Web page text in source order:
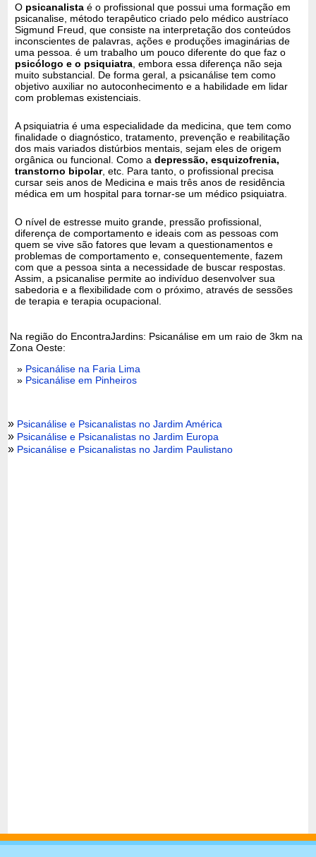
O psicanalista é o profissional que possui uma formação em
psicanalise, método terapêutico criado pelo médico austríaco
Sigmund Freud, que consiste na interpretação dos conteúdos
inconscientes de palavras, ações e produções imaginárias de
uma pessoa. é um trabalho um pouco diferente do que faz o
psicólogo e o psiquiatra , embora essa diferença não seja
muito substancial. De forma geral, a psicanálise tem como
objetivo auxiliar no autoconhecimento e a habilidade em lidar
com problemas existenciais.
A psiquiatria é uma especialidade da medicina, que tem como
finalidade o diagnóstico, tratamento, prevenção e reabilitação
dos mais variados distúrbios mentais, sejam eles de origem
orgânica ou funcional. Como adepressão, esquizofrenia,
transtorno bipolar, etc. Para tanto, o profissional precisa
cursar seis anos de Medicina e mais três anos de residência
médica em um hospital para tornar-se um médico psiquiatra.
O nível de estresse muito grande, pressão profissional,
diferença de comportamento e ideais com as pessoas com
quem se vive são fatores que levam a questionamentos e
problemas de comportamento e, consequentemente, fazem
com que a pessoa sinta a necessidade de buscar respostas.
Assim, a psicanalise permite ao indivíduo desenvolver sua
sabedoria e a flexibilidade com o próximo, através de sessões
de terapia e terapia ocupacional.
Na região do EncontraJardins: Psicanálise em um raio de 3km na
Zona Oeste:
» Psicanálise na Faria Lima
» Psicanálise em Pinheiros
» Psicanálise e Psicanalistas no Jardim América
» Psicanálise e Psicanalistas no Jardim Europa
» Psicanálise e Psicanalistas no Jardim Paulistano